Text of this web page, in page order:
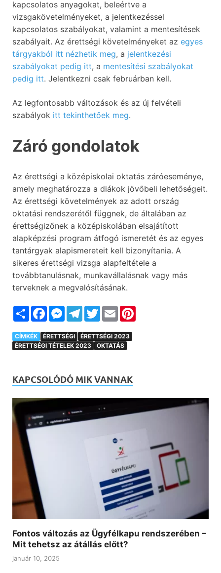
kapcsolatos anyagokat, beleértve a
vizsgakövetelményeket, a jelentkezéssel
kapcsolatos szabályokat, valamint a mentesítések
szabályait. Az érettségi követelményeket az egyes
tárgyakból itt nézhetik meg, a jelentkezési
szabályokat pedig itt, a mentesítési szabályokat
pedig itt. Jelentkezni csak februárban kell.
Az legfontosabb változások és az új felvételi
szabályok itt tekinthetőek meg.
Záró gondolatok
Az érettségi a középiskolai oktatás záróeseménye,
amely meghatározza a diákok jövőbeli lehetőségeit.
Az érettségi követelmények az adott ország
oktatási rendszerétől függnek, de általában az
érettségizőnek a középiskolában elsajátított
alapképzési program átfogó ismeretét és az egyes
tantárgyak alapismereteit kell bizonyítania. A
sikeres érettségi vizsga alapfeltétele a
továbbtanulásnak, munkavállalásnak vagy más
terveknek a megvalósításának.
Megosztás
FacebookMessenger
Telegram
TwitterEmail
CÍMKÉK ÉRETTSÉGI
ÉRETTSÉGI 2023
ÉRETTSÉGI TÉTELEK 2023
OKTATÁS
KAPCSOLÓDÓ MIK VANNAK
Fontos változás az Ügyfélkapu rendszerében –
Mit tehetsz az átállás előtt?
január 10, 2025